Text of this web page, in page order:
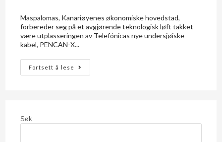
Maspalomas, Kanariøyenes økonomiske hovedstad,
forbereder seg på et avgjørende teknologisk løft takket
være utplasseringen av Telefónicas nye undersjøiske
kabel, PENCAN-X...
Fortsett å lese
Søk